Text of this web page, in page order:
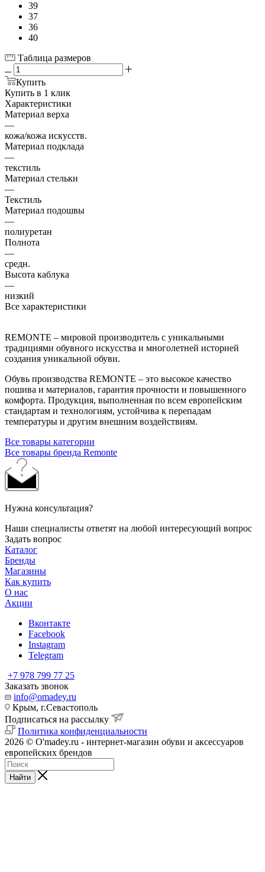
39
37
36
40
Таблица размеров
Купить
Купить в 1 клик
Характеристики
Материал верха
—
кожа/кожа искусств.
Материал подклада
—
текстиль
Материал стельки
—
Текстиль
Материал подошвы
—
полиуретан
Полнота
—
средн.
Высота каблука
—
низкий
Все характеристики
REMONTE – мировой производитель с уникальными
традициями обувного искусства и многолетней историей
создания уникальной обуви.
Обувь производства REMONTE – это высокое качество
пошива и материалов, гарантия прочности и повышенного
комфорта. Продукция, выполненная по всем европейским
стандартам и технологиям, устойчива к перепадам
температуры и другим внешним воздействиям.
Все товары категории
Все товары бренда Remonte
Нужна консультация?
Наши специалисты ответят на любой интересующий вопрос
Задать вопрос
Каталог
Бренды
Магазины
Как купить
О нас
Акции
Вконтакте
Facebook
Instagram
Telegram
+7 978 799 77 25
Заказать звонок
info@omadey.ru
Крым, г.Севастополь
Подписаться на рассылку
Политика конфиденциальности
2026 © O'madey.ru - интернет-магазин обуви и аксессуаров
европейских брендов
Найти